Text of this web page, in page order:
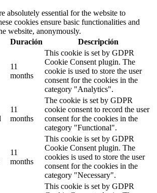
absolutely essential for the website to
cookies ensure basic functionalities and
website, anonymously.
Duración Descripción
11
months
This cookie is set by GDPR
Cookie Consent plugin. The
cookie is used to store the user
consent for the cookies in the
category "Analytics".
11
months
The cookie is set by GDPR
cookie consent to record the user
consent for the cookies in the
category "Functional".
11
months
This cookie is set by GDPR
Cookie Consent plugin. The
cookies is used to store the user
consent for the cookies in the
category "Necessary".
This cookie is set by GDPR